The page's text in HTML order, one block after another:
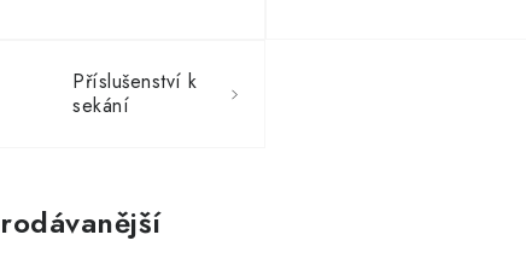
Příslušenství k
sekání